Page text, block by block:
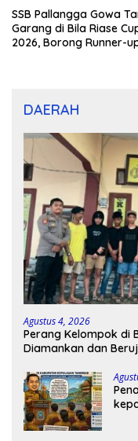
SSB Pallangga Gowa
Garang di Bila Riase
2026, Borong Runner-
DAERAH
Agustus 4, 2026
Perang Kelompok di
Diamankan dan